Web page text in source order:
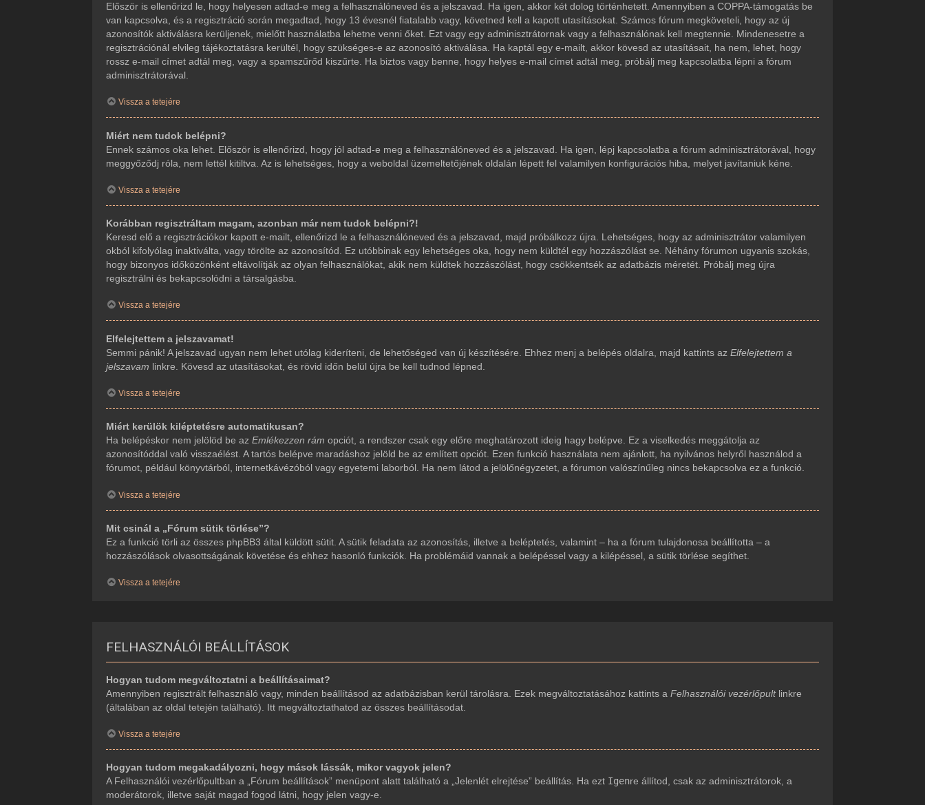
Először is ellenőrizd le, hogy helyesen adtad-e meg a felhasználóneved és a jelszavad. Ha igen, akkor két dolog történhetett. Amennyiben a COPPA-támogatás be
van kapcsolva, és a regisztráció során megadtad, hogy 13 évesnél fiatalabb vagy, követned kell a kapott utasításokat. Számos fórum megköveteli, hogy az új
azonosítók aktiválásra kerüljenek, mielőtt használatba lehetne venni őket. Ezt vagy egy adminisztrátornak vagy a felhasználónak kell megtennie. Mindenesetre a
regisztrációnál elvileg tájékoztatásra kerültél, hogy szükséges-e az azonosító aktiválása. Ha kaptál egy e-mailt, akkor kövesd az utasításait, ha nem, lehet, hogy
rossz e-mail címet adtál meg, vagy a spamszűrőd kiszűrte. Ha biztos vagy benne, hogy helyes e-mail címet adtál meg, próbálj meg kapcsolatba lépni a fórum
adminisztrátorával.
Vissza a tetejére
Miért nem tudok belépni?
Ennek számos oka lehet. Először is ellenőrizd, hogy jól adtad-e meg a felhasználóneved és a jelszavad. Ha igen, lépj kapcsolatba a fórum adminisztrátorával, hogy
meggyőződj róla, nem lettél kitiltva. Az is lehetséges, hogy a weboldal üzemeltetőjének oldalán lépett fel valamilyen konfigurációs hiba, melyet javítaniuk kéne.
Vissza a tetejére
Korábban regisztráltam magam, azonban már nem tudok belépni?!
Keresd elő a regisztrációkor kapott e-mailt, ellenőrizd le a felhasználóneved és a jelszavad, majd próbálkozz újra. Lehetséges, hogy az adminisztrátor valamilyen
okból kifolyólag inaktiválta, vagy törölte az azonosítód. Ez utóbbinak egy lehetséges oka, hogy nem küldtél egy hozzászólást se. Néhány fórumon ugyanis szokás,
hogy bizonyos időközönként eltávolítják az olyan felhasználókat, akik nem küldtek hozzászólást, hogy csökkentsék az adatbázis méretét. Próbálj meg újra
regisztrálni és bekapcsolódni a társalgásba.
Vissza a tetejére
Elfelejtettem a jelszavamat!
Semmi pánik! A jelszavad ugyan nem lehet utólag kideríteni, de lehetőséged van új készítésére. Ehhez menj a belépés oldalra, majd kattints azElfelejtettem a
jelszavam linkre. Kövesd az utasításokat, és rövid időn belül újra be kell tudnod lépned.
Vissza a tetejére
Miért kerülök kiléptetésre automatikusan?
Ha belépéskor nem jelölöd be azEmlékezzen rám opciót, a rendszer csak egy előre meghatározott ideig hagy belépve. Ez a viselkedés meggátolja az
azonosítóddal való visszaélést. A tartós belépve maradáshoz jelöld be az említett opciót. Ezen funkció használata nem ajánlott, ha nyilvános helyről használod a
fórumot, például könyvtárból, internetkávézóból vagy egyetemi laborból. Ha nem látod a jelölőnégyzetet, a fórumon valószínűleg nincs bekapcsolva ez a funkció.
Vissza a tetejére
Mit csinál a „Fórum sütik törlése”?
Ez a funkció törli az összes phpBB3 által küldött sütit. A sütik feladata az azonosítás, illetve a beléptetés, valamint – ha a fórum tulajdonosa beállította – a
hozzászólások olvasottságának követése és ehhez hasonló funkciók. Ha problémáid vannak a belépéssel vagy a kilépéssel, a sütik törlése segíthet.
Vissza a tetejére
FELHASZNÁLÓI BEÁLLÍTÁSOK
Hogyan tudom megváltoztatni a beállításaimat?
Amennyiben regisztrált felhasználó vagy, minden beállításod az adatbázisban kerül tárolásra. Ezek megváltoztatásához kattints aFelhasználói vezérlőpultlinkre
(általában az oldal tetején található). Itt megváltoztathatod az összes beállításodat.
Vissza a tetejére
Hogyan tudom megakadályozni, hogy mások lássák, mikor vagyok jelen?
A Felhasználói vezérlőpultban a „Fórum beállítások” menüpont alatt található a „Jelenlét elrejtése” beállítás. Ha ezt Igenre állítod, csak az adminisztrátorok, a
moderátorok, illetve saját magad fogod látni, hogy jelen vagy-e.